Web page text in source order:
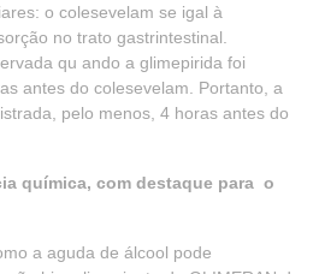
o colesevelam se igal à
no trato gastrintestinal.
qu ando a glimepirida foi
antes do colesevelam. Portanto, a
pelo menos, 4 horas antes do
química, com destaque para o
a aguda de álcool pode